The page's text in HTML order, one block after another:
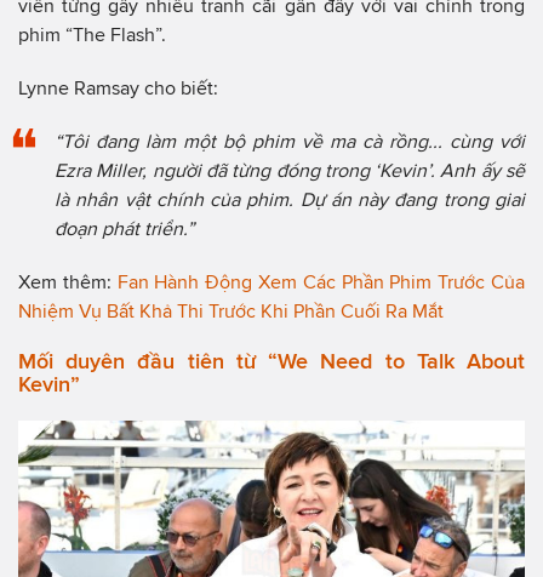
viên từng gây nhiều tranh cãi gần đây với vai chính trong
phim “The Flash”.
Lynne Ramsay cho biết:
“Tôi đang làm một bộ phim về ma cà rồng... cùng với
Ezra Miller, người đã từng đóng trong ‘Kevin’. Anh ấy sẽ
là nhân vật chính của phim. Dự án này đang trong giai
đoạn phát triển.”
Xem thêm: Fan Hành Động Xem Các Phần Phim Trước Của
Nhiệm Vụ Bất Khả Thi Trước Khi Phần Cuối Ra Mắt
Mối duyên đầu tiên từ “We Need to Talk About
Kevin”